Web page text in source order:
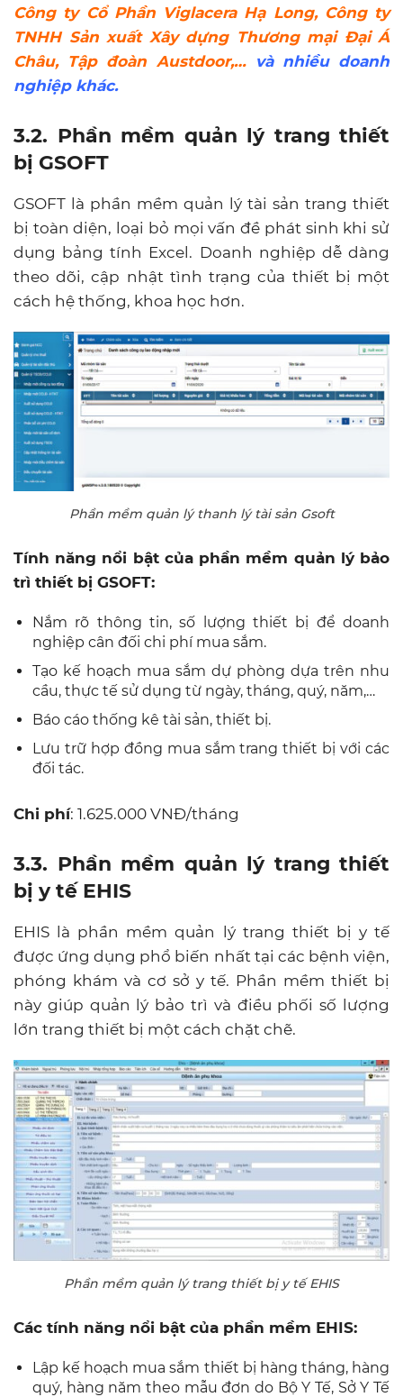
Công ty Cổ Phần Viglacera Hạ Long, Công ty
TNHH Sản xuất Xây dựng Thương mại Đại Á
Châu, Tập đoàn Austdoor,… và nhiều doanh
nghiệp khác.
3.2. Phần mềm quản lý trang thiết
bị GSOFT
GSOFT là phần mềm quản lý tài sản trang thiết
bị toàn diện, loại bỏ mọi vấn đề phát sinh khi sử
dụng bảng tính Excel. Doanh nghiệp dễ dàng
theo dõi, cập nhật tình trạng của thiết bị một
cách hệ thống, khoa học hơn.
Phần mềm quản lý thanh lý tài sản Gsoft
Tính năng nổi bật của phần mềm quản lý bảo
trì thiết bị GSOFT:
Nắm rõ thông tin, số lượng thiết bị để doanh
nghiệp cân đối chi phí mua sắm.
Tạo kế hoạch mua sắm dự phòng dựa trên nhu
cầu, thực tế sử dụng từ ngày, tháng, quý, năm,…
Báo cáo thống kê tài sản, thiết bị.
Lưu trữ hợp đồng mua sắm trang thiết bị với các
đối tác.
Chi phí: 1.625.000 VNĐ/tháng
3.3. Phần mềm quản lý trang thiết
bị y tế EHIS
EHIS là phần mềm quản lý trang thiết bị y tế
được ứng dụng phổ biến nhất tại các bệnh viện,
phóng khám và cơ sở y tế. Phần mềm thiết bị
này giúp quản lý bảo trì và điều phối số lượng
lớn trang thiết bị một cách chặt chẽ.
Phần mềm quản lý trang thiết bị y tế EHIS
Các tính năng nổi bật của phần mềm EHIS:
Lập kế hoạch mua sắm thiết bị hàng tháng, hàng
quý, hàng năm theo mẫu đơn do Bộ Y Tế, Sở Y Tế